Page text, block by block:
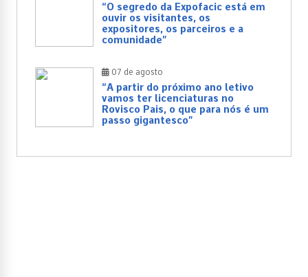
“O segredo da Expofacic está em
ouvir os visitantes, os
expositores, os parceiros e a
comunidade”
07 de agosto
“A partir do próximo ano letivo
vamos ter licenciaturas no
Rovisco Pais, o que para nós é um
passo gigantesco”